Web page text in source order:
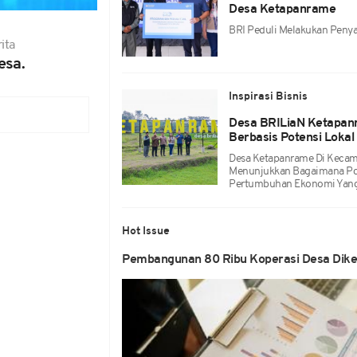
Desa Ketapanrame
BRI Peduli Melakukan
Inspirasi Bisnis
Desa BRILiaN
Berbasis Potensi Lokal
Desa Ketapanrame Di
Menunjukkan Bagaimana
Pertumbuhan Ekonomi
Hot Issue
Pembangunan 80 Ribu Koperasi Desa